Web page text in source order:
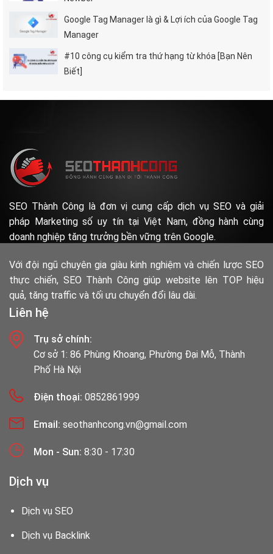
Google Tag Manager là gì & Lợi ích của Google Tag
Manager
#10 công cụ kiểm tra thứ hạng từ khóa [Bạn Nên
Biết]
SEO Thành Công là đơn vị cung cấp dịch vụ SEO và giải
pháp Marketing số uy tín tại Việt Nam, đồng hành cùng
doanh nghiệp tăng trưởng bền vững trên Google.
Với đội ngũ chuyên gia giàu kinh nghiệm và chiến lược SEO
thực chiến, SEO Thành Công giúp website lên TOP hiệu
quả, tăng traffic và tối ưu chuyển đổi lâu dài.
Liên hệ
Trụ sở chính:
Cơ sở 1: 86 Phùng Khoang, Phường Đại Mỗ, Thành
Phố Hà Nội
Điện thoại: 0852861999
Email: seothanhcong.vn@gmail.com
Mon - Sun: 8:30 - 17:30
Dịch vụ
Dịch vụ SEO
Dịch vụ Backlink